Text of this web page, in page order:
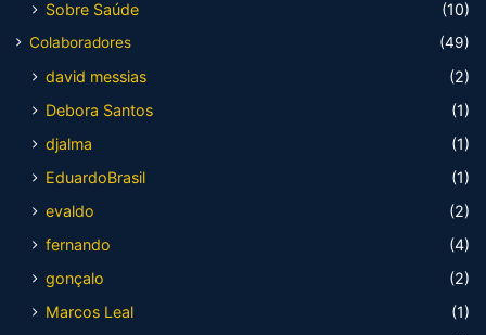
Sobre Saúde
(10)
Colaboradores (49)
david messias
(2)
Debora Santos
(1)
djalma
(1)
EduardoBrasil
(1)
evaldo
(2)
fernando
(4)
gonçalo
(2)
Marcos Leal
(1)